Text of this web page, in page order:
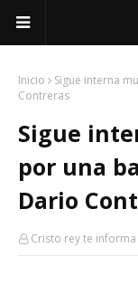
Inicio
Sigue interna
Contreras
Sigue
por una
Dario
Cristo rey te informa